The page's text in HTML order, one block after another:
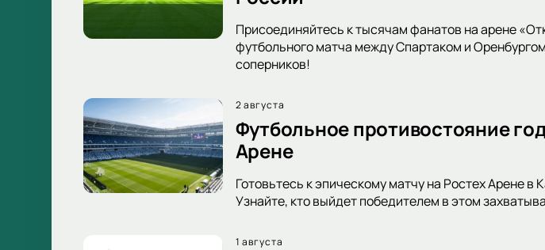
Присоединяйтесь к тысячам фанатов на арене
футбольного матча между Спартаком и
соперников!
2 августа
Футбольное противостояние
Арене
Готовьтесь к эпическому матчу на Ростех Арене
Узнайте, кто выйдет победителем в этом
1 августа